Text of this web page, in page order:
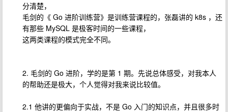
分清楚，
毛剑的《 Go 进阶训练营》是训练营课程的，张磊讲的 k8s ，还
有那些 MySQL 是极客时间的一些课程，
这两类课程的模式完全不同。
2. 毛剑的 Go 进阶，学的是第 1 期。先说总体感受，对我本人
的帮助还是极大，个人觉得对我来说比较值。
2.1 他讲的更偏向于实战，不是 Go 入门的知识点，并且很多时